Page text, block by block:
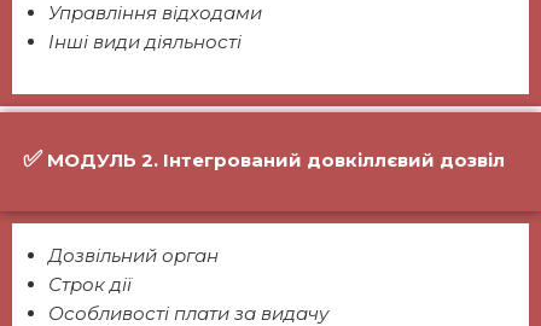
Управління відходами
Інші види діяльності
✅МОДУЛЬ 2. Інтегрований довкіллєвий дозвіл
Дозвільний орган
Строк дії
Особливості плати за видачу